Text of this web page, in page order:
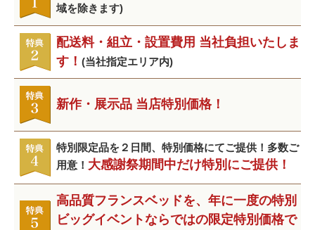
域を除きます)
配送料・組立・設置費用 当社負担いたしま
す！ (当社指定エリア内)
新作・展示品 当店特別価格！
特別限定品を２日間、特別価格にてご提供！多数ご
用意！ 大感謝祭期間中だけ特別にご提供！
高品質フランスベッドを、年に一度の特別
ビッグイベントならではの限定特別価格で